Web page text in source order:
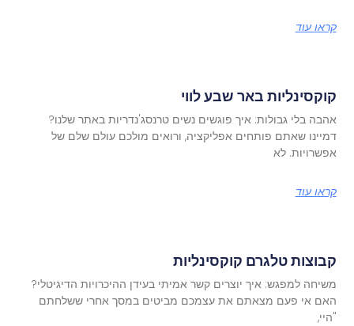
קראו עוד
קוקסינליות באר שבע לווי
אהבה בלי גבולות: איך פוגשים נשים טרנסג'נדריות באתר שלנו?
דמיינו שאתם פותחים אפליקציה, ורואים מולכם עולם שלם של
אפשרויות. לא
קראו עוד
קבוצות טלגרם קוקסינליות
משיחה למפגש: איך יוצרים קשר אמיתי בעידן ההיכרויות הדיגיטלי?
האם אי פעם מצאתם את עצמכם מביטים במסך אחרי ששלחתם
"היי,